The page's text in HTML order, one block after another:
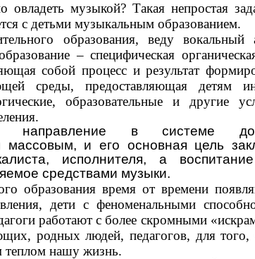
музыкой? Такая непростая
с детьми музыкальным образованием.
образования, веду вокальный
– специфическая
собой процесс и результат
среды, предоставляющая детям
образовательные и другие
направление в системе
массовым, и его основная цель
исполнителя, а
средствами музыки.
образования время от времени
дети с феноменальными
работают с более скромными
родных людей, педагогов, для
теплом нашу жизнь.